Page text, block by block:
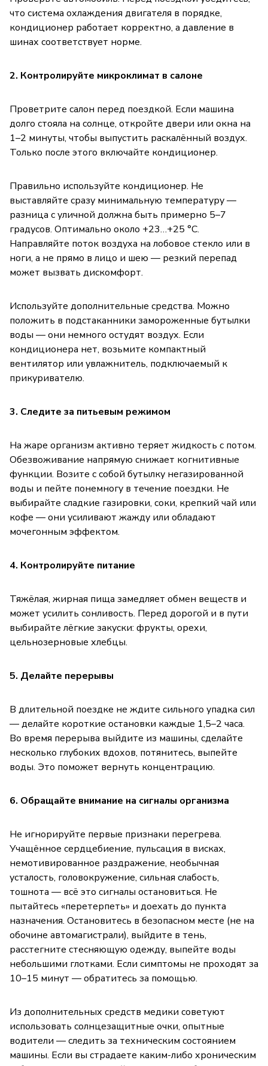
что система охлаждения двигателя в порядке,
кондиционер работает корректно, а давление в
шинах соответствует норме.
2. Контролируйте микроклимат в салоне
Проветрите салон перед поездкой. Если машина
долго стояла на солнце, откройте двери или окна на
1–2 минуты, чтобы выпустить раскалённый воздух.
Только после этого включайте кондиционер.
Правильно используйте кондиционер. Не
выставляйте сразу минимальную температуру —
разница с уличной должна быть примерно 5–7
градусов. Оптимально около +23…+25 °C.
Направляйте поток воздуха на лобовое стекло или в
ноги, а не прямо в лицо и шею — резкий перепад
может вызвать дискомфорт.
Используйте дополнительные средства. Можно
положить в подстаканники замороженные бутылки
воды — они немного остудят воздух. Если
кондиционера нет, возьмите компактный
вентилятор или увлажнитель, подключаемый к
прикуривателю.
3. Следите за питьевым режимом
На жаре организм активно теряет жидкость с потом.
Обезвоживание напрямую снижает когнитивные
функции. Возите с собой бутылку негазированной
воды и пейте понемногу в течение поездки. Не
выбирайте сладкие газировки, соки, крепкий чай или
кофе — они усиливают жажду или обладают
мочегонным эффектом.
4. Контролируйте питание
Тяжёлая, жирная пища замедляет обмен веществ и
может усилить сонливость. Перед дорогой и в пути
выбирайте лёгкие закуски: фрукты, орехи,
цельнозерновые хлебцы.
5. Делайте перерывы
В длительной поездке не ждите сильного упадка сил
— делайте короткие остановки каждые 1,5–2 часа.
Во время перерыва выйдите из машины, сделайте
несколько глубоких вдохов, потянитесь, выпейте
воды. Это поможет вернуть концентрацию.
6. Обращайте внимание на сигналы организма
Не игнорируйте первые признаки перегрева.
Учащённое сердцебиение, пульсация в висках,
немотивированное раздражение, необычная
усталость, головокружение, сильная слабость,
тошнота — всё это сигналы остановиться. Не
пытайтесь «перетерпеть» и доехать до пункта
назначения. Остановитесь в безопасном месте (не на
обочине автомагистрали), выйдите в тень,
расстегните стесняющую одежду, выпейте воды
небольшими глотками. Если симптомы не проходят за
10–15 минут — обратитесь за помощью.
Из дополнительных средств медики советуют
использовать солнцезащитные очки, опытные
водители — следить за техническим состоянием
машины. Если вы страдаете каким-либо хроническим